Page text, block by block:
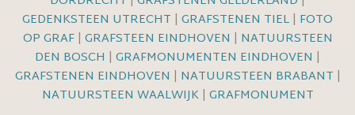
GEDENKSTEEN UTRECHT | GRAFSTENEN TIEL| FOTO
OP GRAF| GRAFSTEEN EINDHOVEN | NATUURSTEEN
DEN BOSCH | GRAFMONUMENTEN EINDHOVEN |
GRAFSTENEN EINDHOVEN | NATUURSTEEN BRABANT |
NATUURSTEEN WAALWIJK| GRAFMONUMENT